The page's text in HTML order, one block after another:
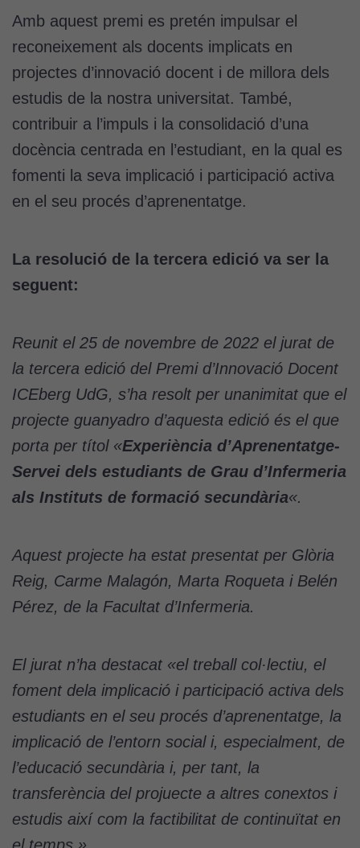
Amb aquest premi es pretén impulsar el
reconeixement als docents implicats en
projectes d’innovació docent i de millora dels
estudis de la nostra universitat. També,
contribuir a l’impuls i la consolidació d’una
docència centrada en l’estudiant, en la qual es
fomenti la seva implicació i participació activa
en el seu procés d’aprenentatge.
La resolució de la tercera edició va ser la
seguent:
Reunit el 25 de novembre de 2022 el jurat de
la tercera edició del Premi d’Innovació Docent
ICEberg UdG, s’ha resolt per unanimitat que el
projecte guanyadro d’aquesta edició és el que
porta per títol «Experiència d’Aprenentatge-
Servei dels estudiants de Grau d’Infermeria
als Instituts de formació secundària«.
Aquest projecte ha estat presentat per Glòria
Reig, Carme Malagón, Marta Roqueta i Belén
Pérez, de la Facultat d’Infermeria.
El jurat n’ha destacat «el treball col·lectiu, el
foment dela implicació i participació activa dels
estudiants en el seu procés d’aprenentatge, la
implicació de l’entorn social i, especialment, de
l’educació secundària i, per tant, la
transferència del projuecte a altres conextos i
estudis així com la factibilitat de continuïtat en